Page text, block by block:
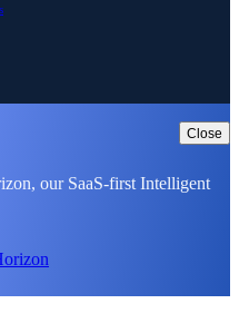
Close
our SaaS-first Intelligent